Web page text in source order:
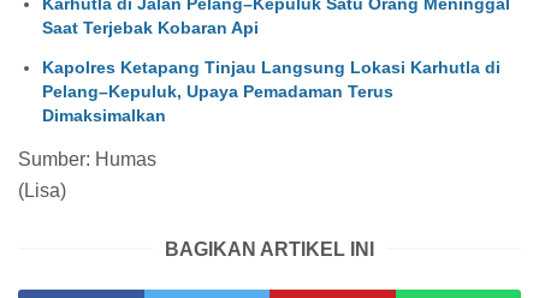
Saat Terjebak Kobaran Api
Kapolres Ketapang Tinjau Langsung Lokasi Karhutla di
Pelang–Kepuluk, Upaya Pemadaman Terus
Dimaksimalkan
Sumber: Humas
(Lisa)
BAGIKAN ARTIKEL INI